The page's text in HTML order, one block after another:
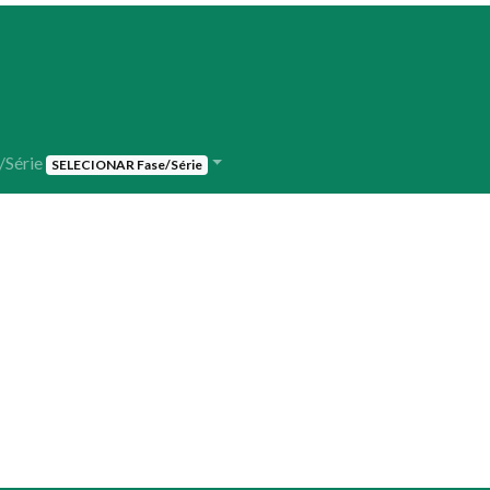
Série SELECIONAR Fase/Série